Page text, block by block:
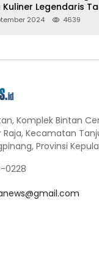
Kuliner Legendaris
2024 4639
Komplek Bintan
Raja, Kecamatan
Provinsi
0228